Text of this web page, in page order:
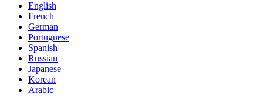
English
French
German
Portuguese
Spanish
Russian
Japanese
Korean
Arabic